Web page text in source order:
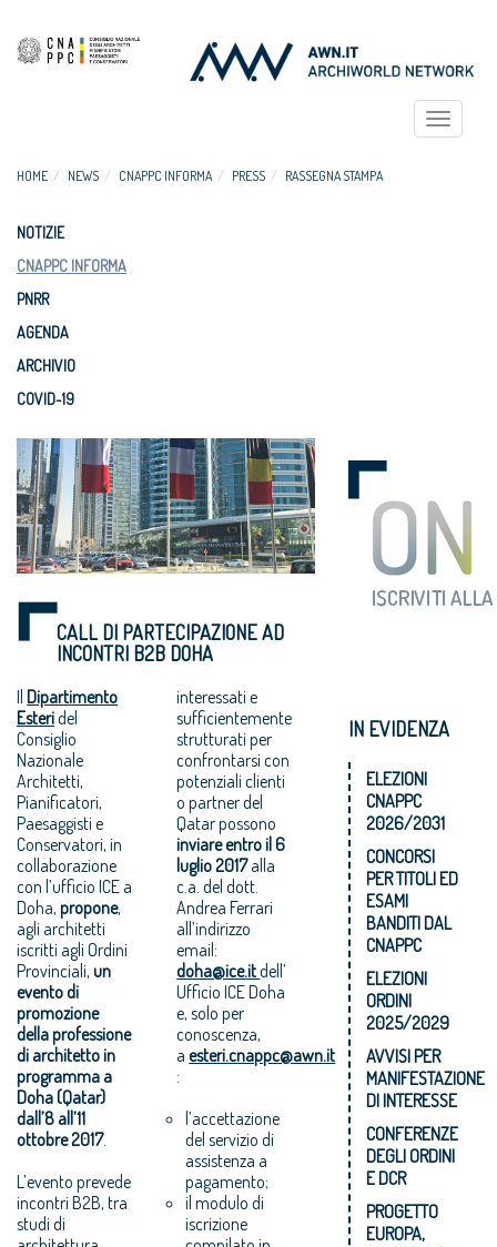
Toggle
HOME NEWS CNAPPC INFORMA PRESS RASSEGNA STAMPA
NOTIZIE
CNAPPC INFORMA
PNRR
AGENDA
ARCHIVIO
COVID-19
CALL DI PARTECIPAZIONE AD
INCONTRI B2B DOHA
Il Dipartimento
Esteridel
Consiglio
Nazionale
Architetti,
Pianificatori,
Paesaggisti e
Conservatori, in
collaborazione
con l’ufficio ICE a
Doha, propone,
agli architetti
iscritti agli Ordini
Provinciali, un
evento di
promozione
della professione
di architetto in
programma a
Doha (Qatar)
dall’8 all’11
ottobre 2017.
L’evento prevede
incontri B2B, tra
studi di
interessati e
sufficientemente
strutturati per
confrontarsi con
potenziali clienti
o partner del
Qatar possono
inviare entro il 6
luglio 2017alla
c.a. del dott.
Andrea Ferrari
all’indirizzo
email:
doha@ice.itdell’
Ufficio ICE Doha
e, solo per
conoscenza,
aesteri.cnappc@awn.it
:
l’accettazione
del servizio di
assistenza a
pagamento;
il modulo di
iscrizione
IN EVIDENZA
ELEZIONI
CNAPPC
2026/2031
CONCORSI
PER TITOLI ED
ESAMI
BANDITI DAL
CNAPPC
ELEZIONI
ORDINI
2025/2029
AVVISI PER
MANIFESTAZIONE
DI INTERESSE
CONFERENZE
DEGLI ORDINI
E DCR
PROGETTO
EUROPA,